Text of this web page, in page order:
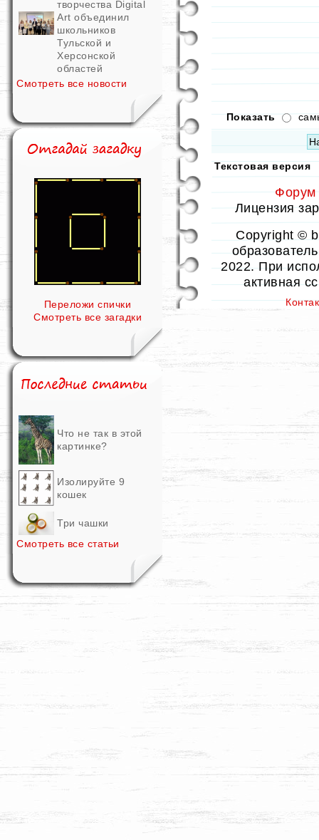
творчества Digital
Art объединил
школьников
Тульской и
Херсонской
областей
Смотреть все новости
Переложи спички
Смотреть все загадки
Что не так в этой
картинке?
Изолируйте 9
кошек
Три чашки
Смотреть все статьи
Показать
Текстовая версия
Форум
Лицензия
Copyright ©
2022. При
активная